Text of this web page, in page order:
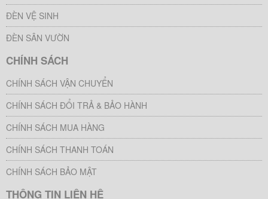
ĐÈN VỆ SINH
ĐÈN SÂN VƯỜN
CHÍNH SÁCH
CHÍNH SÁCH VẬN CHUYỂN
CHÍNH SÁCH ĐỔI TRẢ & BẢO HÀNH
CHÍNH SÁCH MUA HÀNG
CHÍNH SÁCH THANH TOÁN
CHÍNH SÁCH BẢO MẬT
THÔNG TIN LIÊN HỆ